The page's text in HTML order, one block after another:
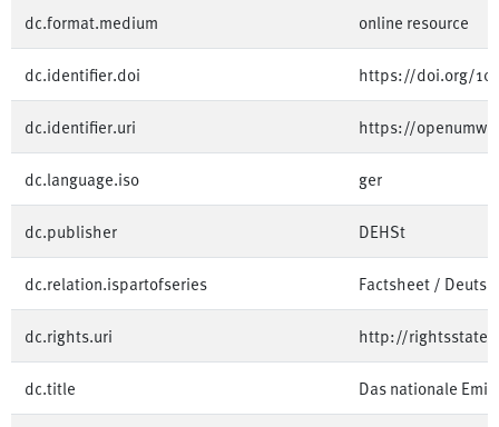
dc.format.medium online resource
dc.identifier.doi https://doi.org/
dc.identifier.uri https://
dc.language.iso ger
dc.publisher DEHSt
dc.relation.ispartofseries Factsheet /
dc.rights.uri http://
dc.title Das nationale